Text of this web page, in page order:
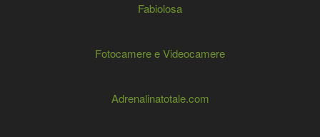
Fabiolosa
Fotocamere e Videocamere
Adrenalinatotale.com